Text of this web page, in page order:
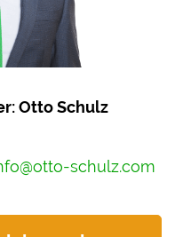
Otto Schulz
schulz.com